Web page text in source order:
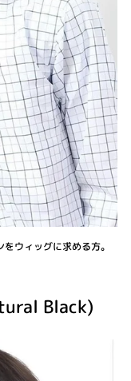
ウィッグに求める方。
Black)